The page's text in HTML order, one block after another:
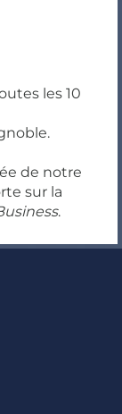
les 10
de notre
sur la
.